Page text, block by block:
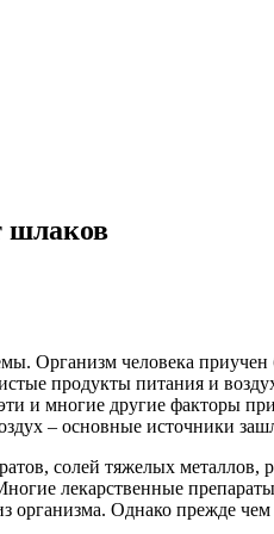
шлаков
Организм человека
продукты питания и
и многие другие факторы
– основные источники
солей тяжелых
лекарственные
Однако прежде чем